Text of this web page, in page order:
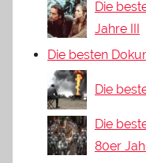
Die
Jahre III
Die besten
Die
Die
80er